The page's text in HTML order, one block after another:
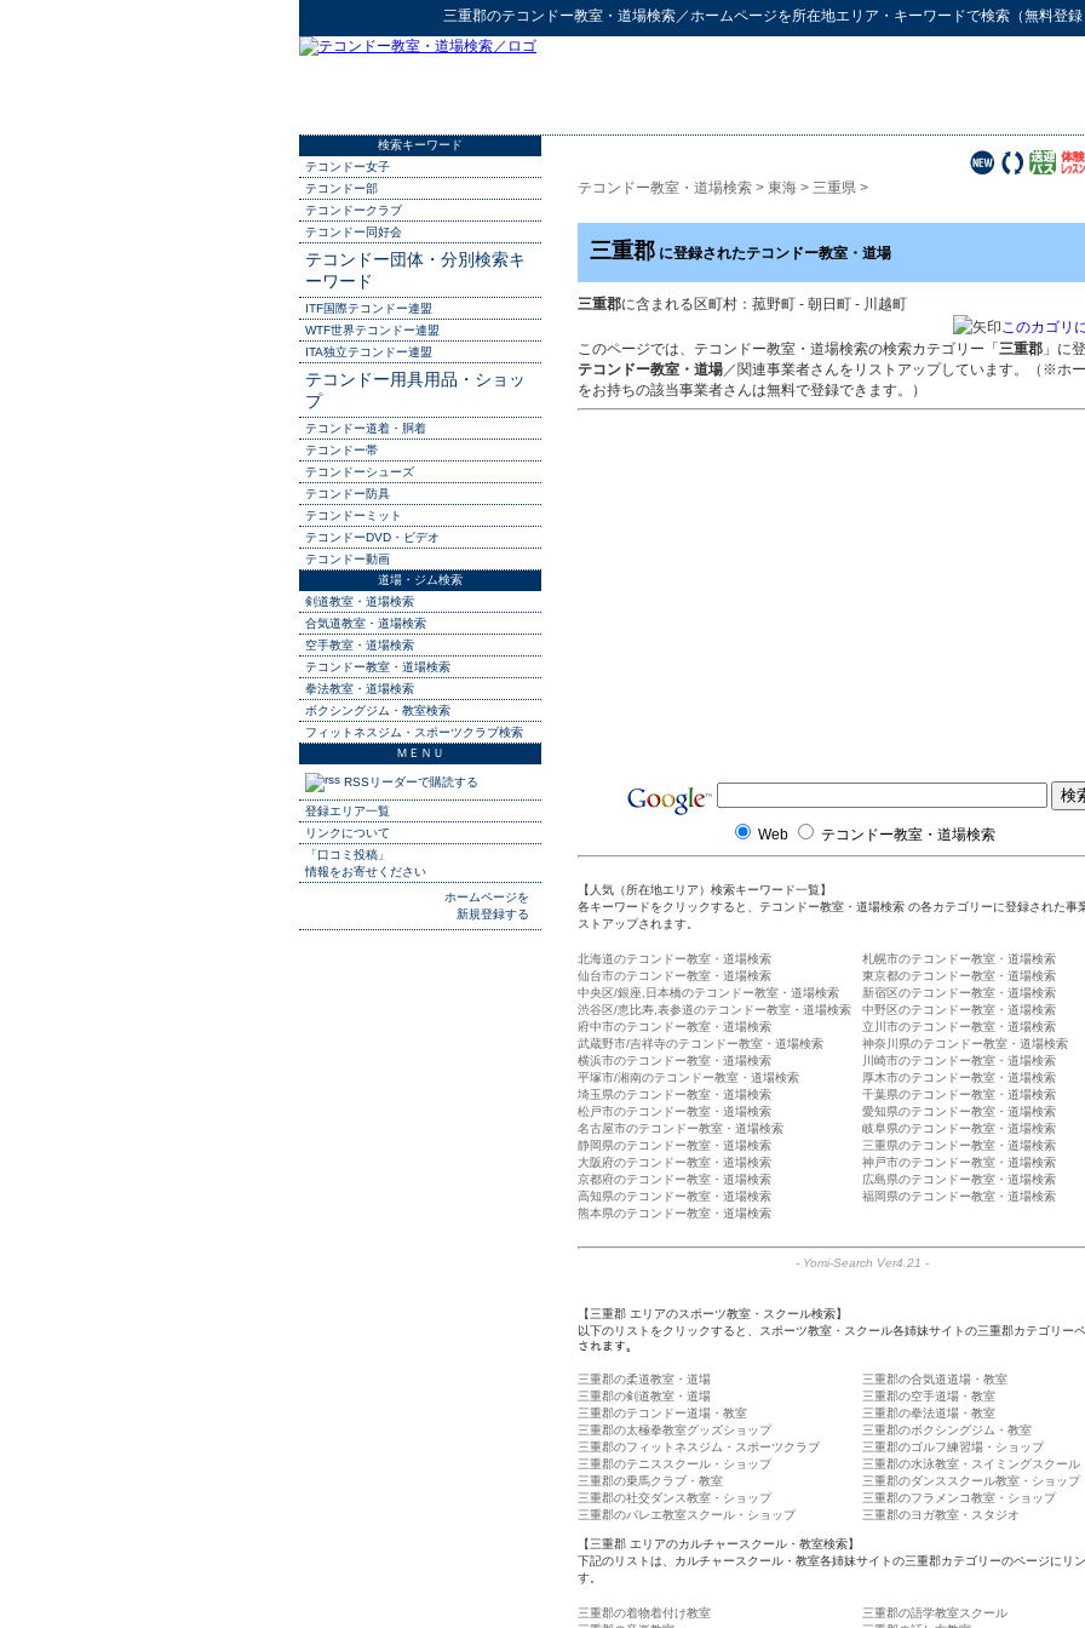
三重郡のテコンドー教室・道場検索／ホームページを所在地エリア・キーワードで検索（無料登録
テコンドー教室・道場検索 > 東海 > 三重県 >
三重郡 に登録されたテコンドー教室・道場
三重郡に含まれる区町村：菰野町 - 朝日町 - 川越町
このカゴリ
このページでは、テコンドー教室・道場検索の検索カテゴリー「 三重郡 」に
テコンドー教室・道場／関連事業者さんをリストアップしています。（※ホ
をお持ちの該当事業者さんは無料で登録できます。）
Web テコンドー教室・道場検索
【人気（所在地エリア）検索キーワード一覧】
各キーワードをクリックすると、テコンドー教室・道場検索 の各カテゴリーに登録された事
ストアップされます。
北海道のテコンドー教室・道場検索
札幌市のテコンドー教室・道場検索
仙台市のテコンドー教室・道場検索
東京都のテコンドー教室・道場検索
中央区/銀座,日本橋のテコンドー教室・道場検索
新宿区のテコンドー教室・道場検索
渋谷区/恵比寿,表参道のテコンドー教室・道場検索
中野区のテコンドー教室・道場検索
府中市のテコンドー教室・道場検索
立川市のテコンドー教室・道場検索
武蔵野市/吉祥寺のテコンドー教室・道場検索
神奈川県のテコンドー教室・道場検索
横浜市のテコンドー教室・道場検索
川崎市のテコンドー教室・道場検索
平塚市/湘南のテコンドー教室・道場検索
厚木市のテコンドー教室・道場検索
埼玉県のテコンドー教室・道場検索
千葉県のテコンドー教室・道場検索
松戸市のテコンドー教室・道場検索
愛知県のテコンドー教室・道場検索
名古屋市のテコンドー教室・道場検索
岐阜県のテコンドー教室・道場検索
静岡県のテコンドー教室・道場検索
三重県のテコンドー教室・道場検索
大阪府のテコンドー教室・道場検索
神戸市のテコンドー教室・道場検索
京都府のテコンドー教室・道場検索
広島県のテコンドー教室・道場検索
高知県のテコンドー教室・道場検索
福岡県のテコンドー教室・道場検索
熊本県のテコンドー教室・道場検索
- Yomi-Search Ver4.21 -
【三重郡 エリアのスポーツ教室・スクール検索】
以下のリストをクリックすると、スポーツ教室・スクール各姉妹サイトの三重郡カテゴリー
されます。
三重郡の柔道教室・道場
三重郡の合気道道場・教室
三重郡の剣道教室・道場
三重郡の空手道場・教室
三重郡のテコンドー道場・教室
三重郡の拳法道場・教室
三重郡の太極拳教室グッズショップ
三重郡のボクシングジム・教室
三重郡のフィットネスジム・スポーツクラブ
三重郡のゴルフ練習場・ショップ
三重郡のテニススクール・ショップ
三重郡の水泳教室・スイミングスクール
三重郡の乗馬クラブ・教室
三重郡のダンススクール教室・ショップ
三重郡の社交ダンス教室・ショップ
三重郡のフラメンコ教室・ショップ
三重郡のバレエ教室スクール・ショップ
三重郡のヨガ教室・スタジオ
【三重郡 エリアのカルチャースクール・教室検索】
下記のリストは、カルチャースクール・教室各姉妹サイトの三重郡カテゴリーのページにリ
す。
三重郡の着物着付け教室
三重郡の語学教室スクール
検索キーワード
テコンドー女子
テコンドー部
テコンドークラブ
テコンドー同好会
テコンドー団体・分別検索キ
ーワード
ITF国際テコンドー連盟
WTF世界テコンドー連盟
ITA独立テコンドー連盟
テコンドー用具用品・ショッ
プ
テコンドー道着・胴着
テコンドー帯
テコンドーシューズ
テコンドー防具
テコンドーミット
テコンドーDVD・ビデオ
テコンドー動画
道場・ジム検索
剣道教室・道場検索
合気道教室・道場検索
空手教室・道場検索
テコンドー教室・道場検索
拳法教室・道場検索
ボクシングジム・教室検索
フィットネスジム・スポーツクラブ検索
ＭＥＮＵ
RSSリーダーで購読する
登録エリア一覧
リンクについて
「口コミ投稿」
情報をお寄せください
ホームページを
新規登録する